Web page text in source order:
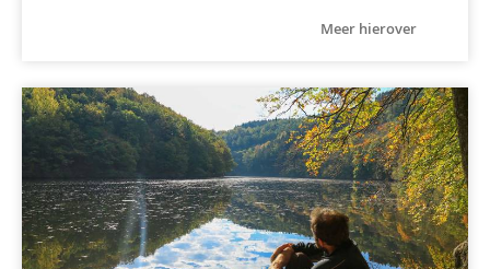
Meer hierover